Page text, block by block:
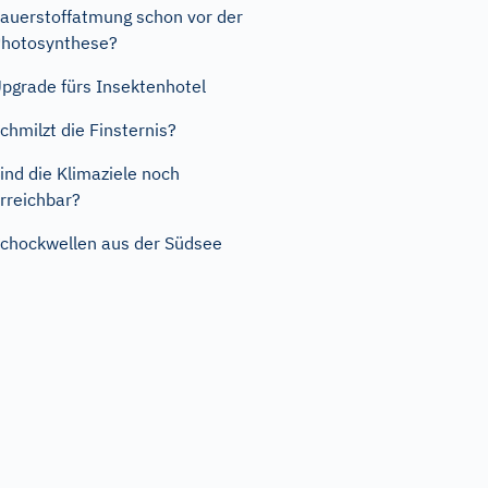
schon vor der
fürs Insektenhotel
die Finsternis?
die Klimaziele noch
aus der Südsee